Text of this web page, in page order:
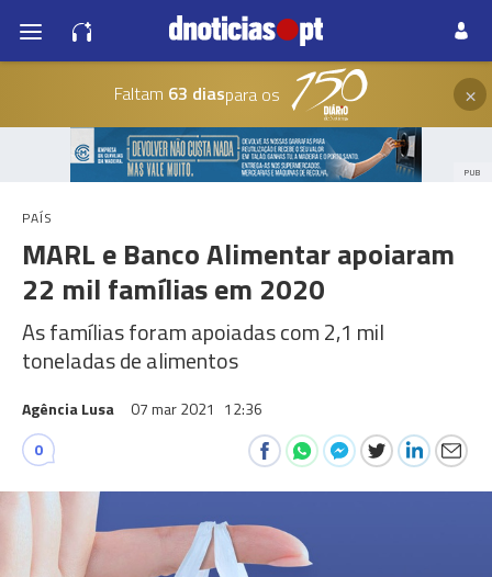
Faltam 63 diaspara os ×
PUB
PAÍS
MARL e Banco Alimentar apoiaram
22 mil famílias em 2020
As famílias foram apoiadas com 2,1 mil
toneladas de alimentos
Agência Lusa 07 mar 2021 12:36
0